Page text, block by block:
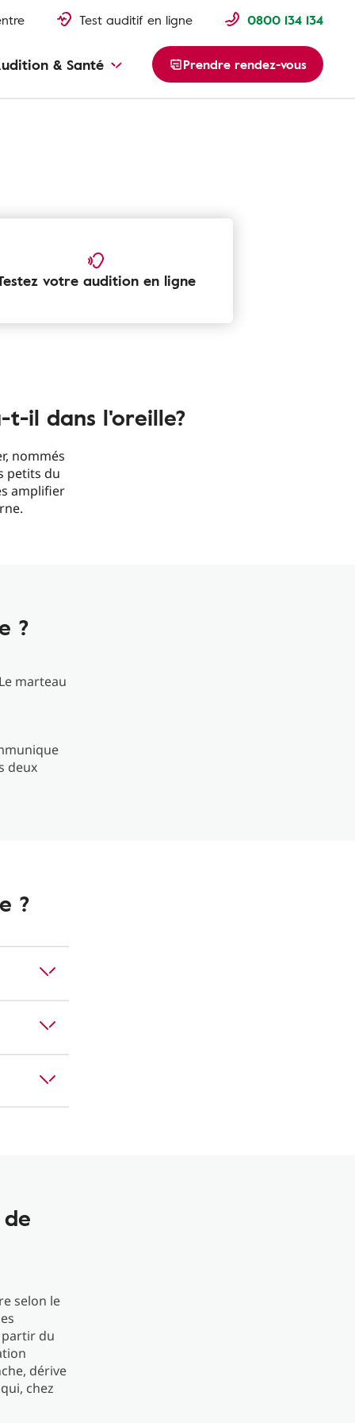
Test auditif en ligne 0800 134 134
& Santé Prendre rendez-vous
votre audition en ligne
t-il dans l'oreille?
nommés
petits du
amplifier
?
marteau
deux
?
selon le
partir du
dérive
chez